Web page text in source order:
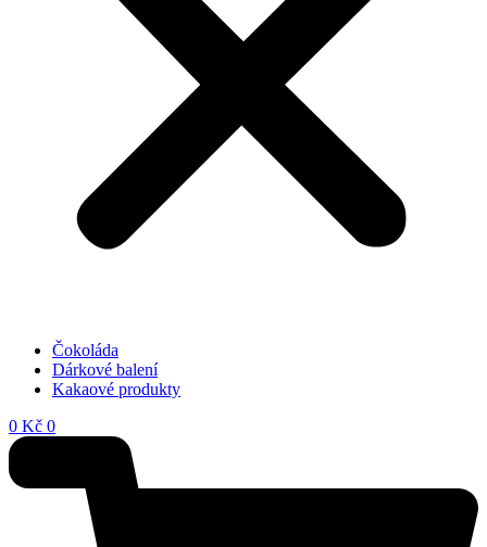
Čokoláda
Dárkové balení
Kakaové produkty
0 Kč 0